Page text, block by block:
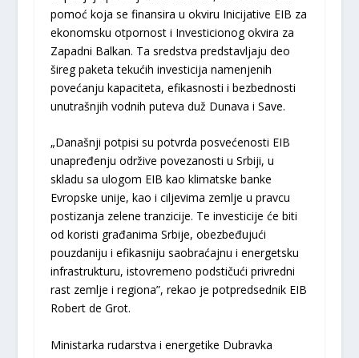
pomoć koja se finansira u okviru Inicijative EIB za
ekonomsku otpornost i Investicionog okvira za
Zapadni Balkan. Ta sredstva predstavljaju deo
šireg paketa tekućih investicija namenjenih
povećanju kapaciteta, efikasnosti i bezbednosti
unutrašnjih vodnih puteva duž Dunava i Save.
„Današnji potpisi su potvrda posvećenosti EIB
unapređenju održive povezanosti u Srbiji, u
skladu sa ulogom EIB kao klimatske banke
Evropske unije, kao i ciljevima zemlje u pravcu
postizanja zelene tranzicije. Te investicije će biti
od koristi građanima Srbije, obezbeđujući
pouzdaniju i efikasniju saobraćajnu i energetsku
infrastrukturu, istovremeno podstičući privredni
rast zemlje i regiona”, rekao je potpredsednik EIB
Robert de Grot.
Ministarka rudarstva i energetike Dubravka